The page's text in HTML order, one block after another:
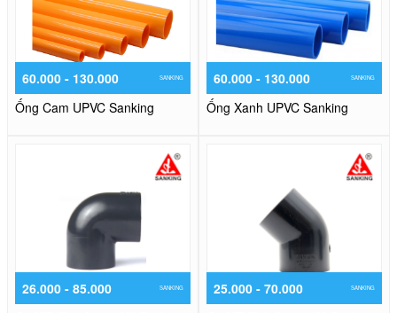
60.000 - 130.000 SANKING
Ống Cam UPVC Sanking
60.000 - 130.000 SANKING
Ống Xanh UPVC Sanking
26.000 - 85.000 SANKING 25.000 - 70.000 SANKING